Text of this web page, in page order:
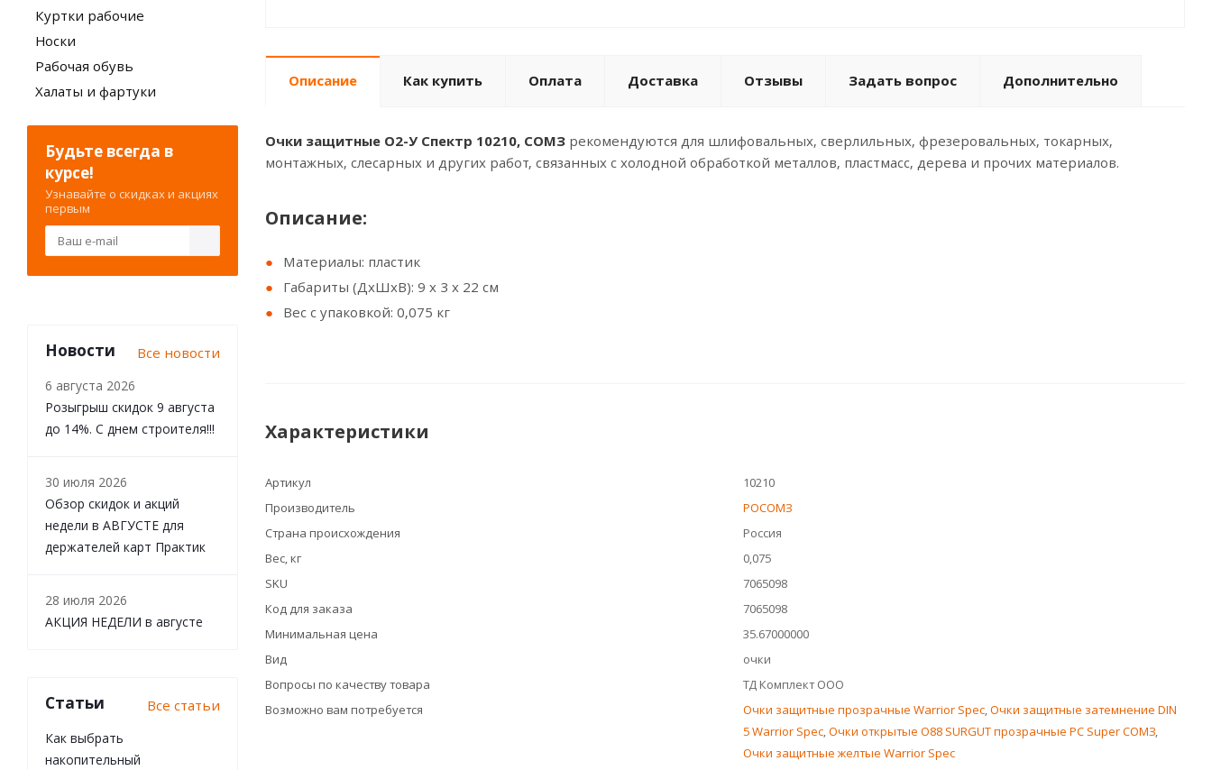
Описание Как купить Оплата Доставка Отзывы Задать вопрос Дополнительно
Очки защитные О2-У Спектр 10210, СОМЗ рекомендуются для шлифовальных, сверлильных, фрезеровальных, токарных,
монтажных, слесарных и других работ, связанных с холодной обработкой металлов, пластмасс, дерева и прочих материалов.
Описание:
Материалы: пластик
Габариты (ДхШхВ): 9 x 3 x 22 см
Вес с упаковкой: 0,075 кг
Характеристики
Артикул
10210
Производитель
РОСОМЗ
Страна происхождения
Россия
Вес, кг
0,075
SKU
7065098
Код для заказа
7065098
Минимальная цена
35.67000000
Вид
очки
Вопросы по качеству товара
ТД Комплект ООО
Возможно вам потребуется
Очки защитные прозрачные Warrior Spec,Очки защитные затемнение DIN
5 Warrior Spec,Очки открытые О88 SURGUT прозрачные PC Super СОМЗ,
Очки защитные желтые Warrior Spec
Куртки рабочие
Носки
Рабочая обувь
Халаты и фартуки
Будьте всегда в
курсе!
Узнавайте о скидках и акциях
первым
Новости Все новости
6 августа 2026
Розыгрыш скидок 9 августа
до 14%. С днем строителя!!!
30 июля 2026
Обзор скидок и акций
недели в АВГУСТЕ для
держателей карт Практик
28 июля 2026
АКЦИЯ НЕДЕЛИ в августе
Статьи Все статьи
Как выбрать
накопительный